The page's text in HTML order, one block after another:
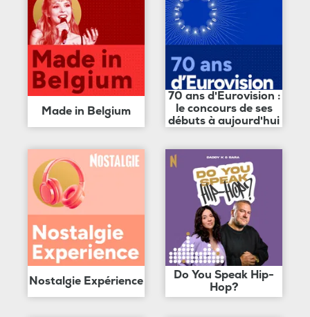
Made in Belgium
70 ans d'Eurovision :
le concours de ses
débuts à aujourd'hui
Nostalgie Expérience
Do You Speak Hip-
Hop?